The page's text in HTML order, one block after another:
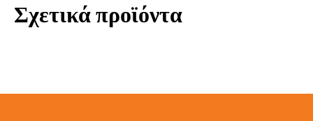
Σχετικά προϊόντα